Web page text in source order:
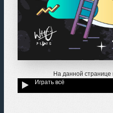
На данной странице
Играть всё